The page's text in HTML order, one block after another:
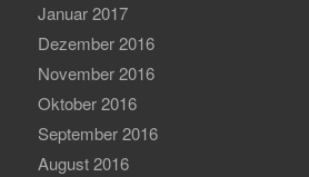
Januar 2017
Dezember 2016
November 2016
Oktober 2016
September 2016
August 2016